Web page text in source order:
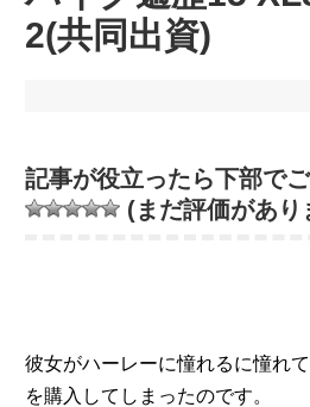
2(共同出資)
記事が役立ったら下部でご
(まだ評価があり
彼女がハーレーに憧れるに憧れ
を購入してしまったのです。